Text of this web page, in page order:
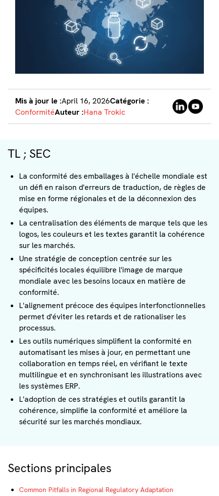
Mis à jour le :April 16, 2026Catégorie :
ConformitéAuteur :Hana Trokic
TL ; SEC
La conformité des emballages à l'échelle mondiale est
un défi en raison d'erreurs de traduction, de règles de
mise en forme régionales et de la déconnexion des
équipes.
La centralisation des éléments de marque tels que les
logos, les couleurs et les textes garantit la cohérence
sur les marchés.
Une stratégie de conception centrée sur les
spécificités locales équilibre l'image de marque
mondiale avec les besoins locaux en matière de
conformité.
L'alignement précoce des équipes interfonctionnelles
permet d'éviter les retards et de rationaliser les
processus.
Les outils numériques simplifient la conformité en
automatisant les mises à jour, en permettant une
collaboration en temps réel, en vérifiant le texte
multilingue et en synchronisant les illustrations avec
les systèmes ERP.
L'adoption de ces stratégies et outils garantit la
cohérence, simplifie la conformité et améliore la
sécurité sur les marchés mondiaux.
Sections principales
Common Pitfalls in Regional Regulatory Adaptation